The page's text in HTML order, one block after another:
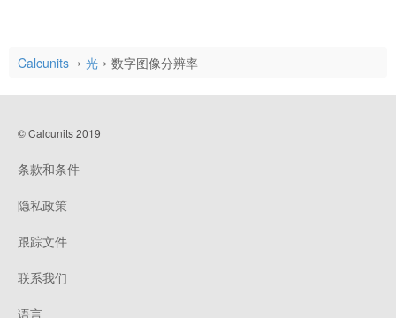
Calcunits 光 数字图像分辨率
© Calcunits 2019
条款和条件
隐私政策
跟踪文件
联系我们
语言